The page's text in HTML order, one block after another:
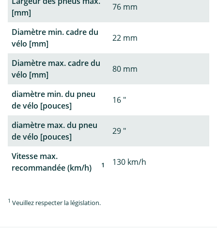
[mm]
76 mm
Diamètre min. cadre du
vélo [mm]
22 mm
Diamètre max. cadre du
vélo [mm]
80 mm
diamètre min. du pneu
de vélo [pouces]
16 "
diamètre max. du pneu
de vélo [pouces]
29 "
Vitesse max.
recommandée (km/h)
1 130 km/h
1 Veuillez respecter la législation.